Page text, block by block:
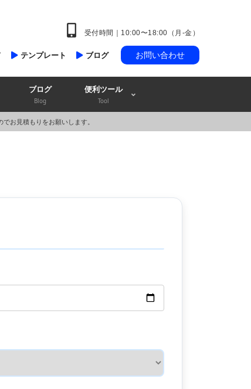
受付時間｜10:00〜18:00（月-金）
テンプレート ブログ お問い合わせ
ブログ
Blog
便利ツール
Tool
お見積もりをお願いします。